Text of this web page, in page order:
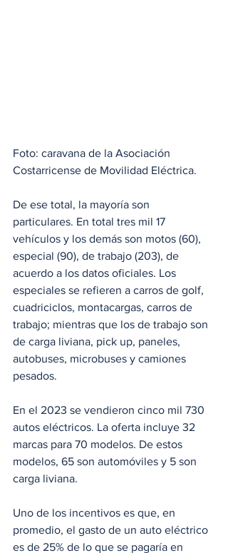
Foto: caravana de la Asociación
Costarricense de Movilidad Eléctrica.
De ese total, la mayoría son
particulares. En total tres mil 17
vehículos y los demás son motos (60),
especial (90), de trabajo (203), de
acuerdo a los datos oficiales. Los
especiales se refieren a carros de golf,
cuadriciclos, montacargas, carros de
trabajo; mientras que los de trabajo son
de carga liviana, pick up, paneles,
autobuses, microbuses y camiones
pesados.
En el 2023 se vendieron cinco mil 730
autos eléctricos. La oferta incluye 32
marcas para 70 modelos. De estos
modelos, 65 son automóviles y 5 son
carga liviana.
Uno de los incentivos es que, en
promedio, el gasto de un auto eléctrico
es de 25% de lo que se pagaría en